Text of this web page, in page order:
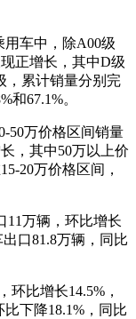
用车中，除A00级
正增长，其中D级
，累计销量分别完
和67.1%。
50万价格区间销量
，其中50万以上价
20万价格区间，
11万辆，环比增长
口81.8万辆，同比
环比增长14.5%，
下降18.1%，同比